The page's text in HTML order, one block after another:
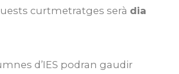
curtmetratges serà dia
d’IES podran gaudir